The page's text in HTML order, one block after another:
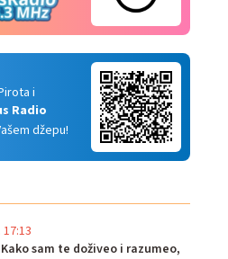
i
Radio
džepu!
Kako sam te doživeo i razumeo,